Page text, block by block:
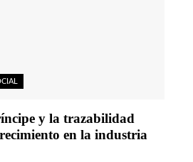
y la trazabilidad
en la industria